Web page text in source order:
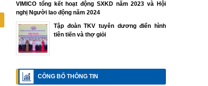
VIMICO tổng kết hoạt động SXKD năm 2023 và Hội
nghị Người lao động năm 2024
Tập đoàn TKV tuyên dương điển hình
tiên tiến và thợ giỏi
CÔNG BỐ THÔNG TIN